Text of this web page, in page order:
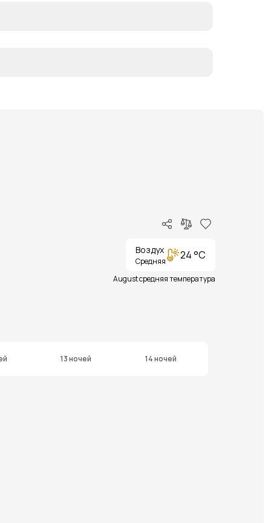
Воздух
Средняя 24 °C
August средняя температура
13 ночей 14 ночей